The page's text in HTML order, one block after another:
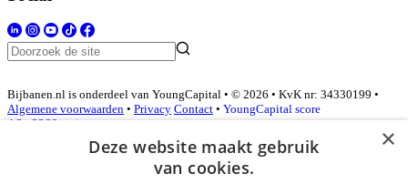
Bijbanen.nl is onderdeel van YoungCapital • © 2026 • KvK nr: 34330199 •
Algemene voorwaarden • Privacy Contact • YoungCapital score
4.3 - 3366 reviews
×
Deze website maakt gebruik
van cookies.